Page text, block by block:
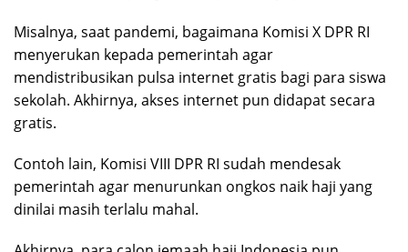
Misalnya, saat pandemi, bagaimana Komisi X DPR RI
menyerukan kepada pemerintah agar
mendistribusikan pulsa internet gratis bagi para siswa
sekolah. Akhirnya, akses internet pun didapat secara
gratis.
Contoh lain, Komisi VIII DPR RI sudah mendesak
pemerintah agar menurunkan ongkos naik haji yang
dinilai masih terlalu mahal.